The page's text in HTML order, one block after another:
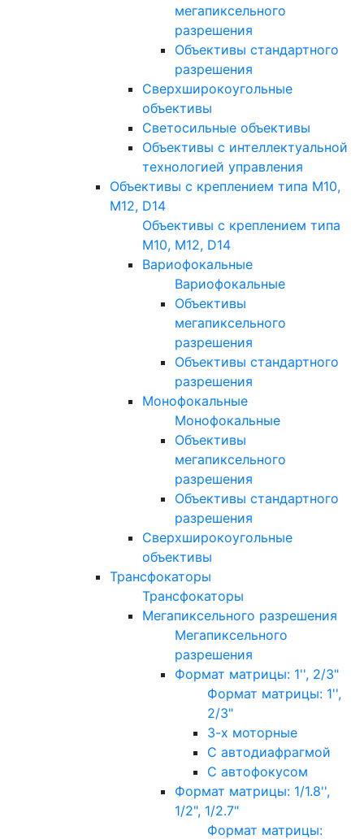
мегапиксельного
разрешения
Объективы стандартного
разрешения
Сверхширокоугольные
объективы
Светосильные объективы
Объективы с интеллектуальной
технологией управления
Объективы с креплением типа M10,
M12, D14
Объективы с креплением типа
M10, M12, D14
Вариофокальные
Вариофокальные
Объективы
мегапиксельного
разрешения
Объективы стандартного
разрешения
Монофокальные
Монофокальные
Объективы
мегапиксельного
разрешения
Объективы стандартного
разрешения
Сверхширокоугольные
объективы
Трансфокаторы
Трансфокаторы
Мегапиксельного разрешения
Мегапиксельного
разрешения
Формат матрицы: 1'', 2/3"
Формат матрицы: 1'',
2/3"
3-х моторные
С автодиафрагмой
С автофокусом
Формат матрицы: 1/1.8'',
1/2", 1/2.7"
Формат матрицы: